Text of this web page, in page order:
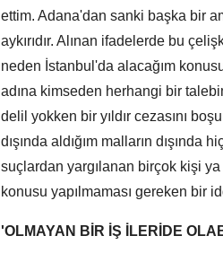
ettim. Adana'dan sanki başka bir
aykırıdır. Alınan ifadelerde bu
neden İstanbul'da alacağım
adına kimseden herhangi bir
delil yokken bir yıldır cezasını
dışında aldığım malların
suçlardan yargılanan birçok kişi ya
konusu yapılmaması gereken bir
'OLMAYAN BİR İŞ İLERİDE